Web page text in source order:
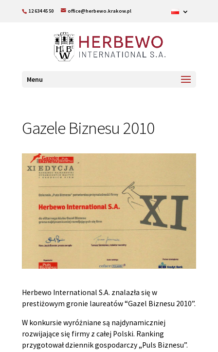
12 634 45 50 office@herbewo.krakow.pl
Menu
Gazele Biznesu 2010
Herbewo International S.A. znalazła się w
prestiżowym gronie laureatów “Gazel Biznesu 2010”.
W konkursie wyróżniane są najdynamiczniej
rozwijające się firmy z całej Polski. Ranking
przygotował dziennik gospodarczy „Puls Biznesu”.